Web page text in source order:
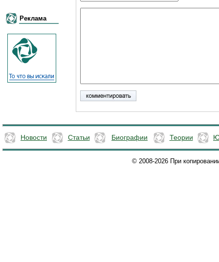
Реклама
Новости Статьи Биографии Теории
© 2008-2026 При